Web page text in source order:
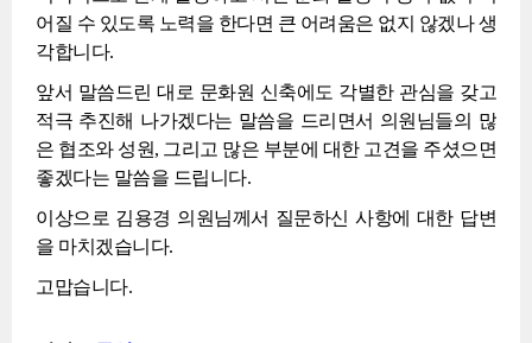
어질 수 있도록 노력을 한다면 큰 어려움은 없지 않겠나 생
각합니다.
앞서 말씀드린 대로 문화원 신축에도 각별한 관심을 갖고
적극 추진해 나가겠다는 말씀을 드리면서 의원님들의 많
은 협조와 성원, 그리고 많은 부분에 대한 고견을 주셨으면
좋겠다는 말씀을 드립니다.
이상으로 김용경 의원님께서 질문하신 사항에 대한 답변
을 마치겠습니다.
고맙습니다.